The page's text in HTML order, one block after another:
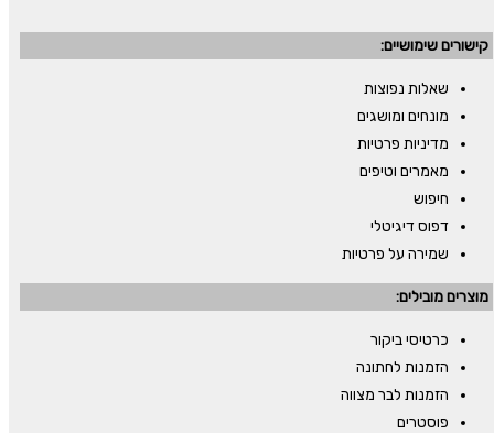
קישורים שימושיים:
שאלות נפוצות
מונחים ומושגים
מדיניות פרטיות
מאמרים וטיפים
חיפוש
דפוס דיגיטלי
שמירה על פרטיות
מוצרים מובילים:
כרטיסי ביקור
הזמנות לחתונה
הזמנות לבר מצווה
פוסטרים